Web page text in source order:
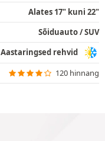
Alates 17" kuni 22"
Sõiduauto / SUV
Aastaringsed rehvid
120 hinnang